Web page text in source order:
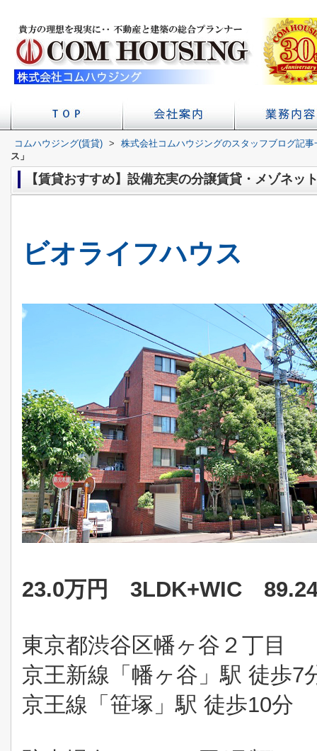
店舗へのアクセス
会社概要 初台の賃貸 不
賃貸経
学校
コムハウジング(賃貸) >
株式会社コムハウジングのスタッフブログ記事
ス」
【賃貸おすすめ】設備充実の分譲賃貸・メゾネッ
ビオライフハウス
23.0万円 3LDK+WIC
東京都渋谷区幡ヶ谷２丁目
京王新線「幡ヶ谷」駅 徒歩7
京王線「笹塚」駅 徒歩10分